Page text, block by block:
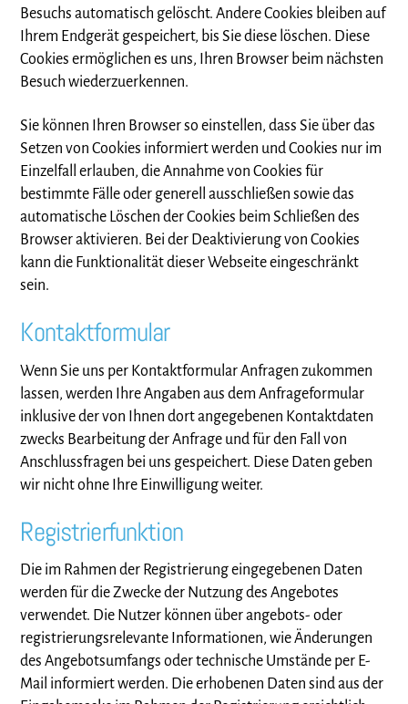
Besuchs automatisch gelöscht. Andere Cookies bleiben auf
Ihrem Endgerät gespeichert, bis Sie diese löschen. Diese
Cookies ermöglichen es uns, Ihren Browser beim nächsten
Besuch wiederzuerkennen.
Sie können Ihren Browser so einstellen, dass Sie über das
Setzen von Cookies informiert werden und Cookies nur im
Einzelfall erlauben, die Annahme von Cookies für
bestimmte Fälle oder generell ausschließen sowie das
automatische Löschen der Cookies beim Schließen des
Browser aktivieren. Bei der Deaktivierung von Cookies
kann die Funktionalität dieser Webseite eingeschränkt
sein.
Kontaktformular
Wenn Sie uns per Kontaktformular Anfragen zukommen
lassen, werden Ihre Angaben aus dem Anfrageformular
inklusive der von Ihnen dort angegebenen Kontaktdaten
zwecks Bearbeitung der Anfrage und für den Fall von
Anschlussfragen bei uns gespeichert. Diese Daten geben
wir nicht ohne Ihre Einwilligung weiter.
Registrierfunktion
Die im Rahmen der Registrierung eingegebenen Daten
werden für die Zwecke der Nutzung des Angebotes
verwendet. Die Nutzer können über angebots- oder
registrierungsrelevante Informationen, wie Änderungen
des Angebotsumfangs oder technische Umstände per E-
Mail informiert werden. Die erhobenen Daten sind aus der